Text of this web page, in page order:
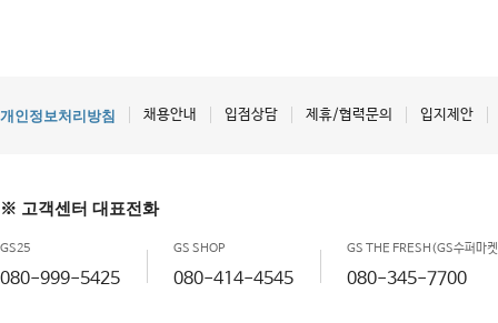
개인정보처리방침 채용안내 입점상담 제휴/협력문의 입지제안
※ 고객센터 대표전화
GS25
080-999-5425
GS SHOP
080-414-4545
GS THE FRESH(GS수퍼마
080-345-7700